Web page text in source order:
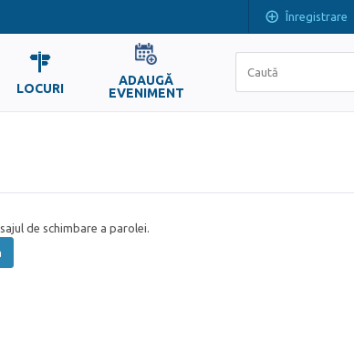
Înregistrare
LOCURI
ADAUGĂ
EVENIMENT
de schimbare a parolei.